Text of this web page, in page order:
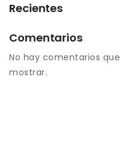
Recientes
Comentarios
No hay comentarios que
mostrar.